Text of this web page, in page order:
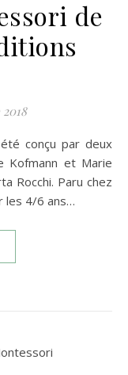
de
Kofmann et Marie
Rocchi. Paru chez
les 4/6 ans…